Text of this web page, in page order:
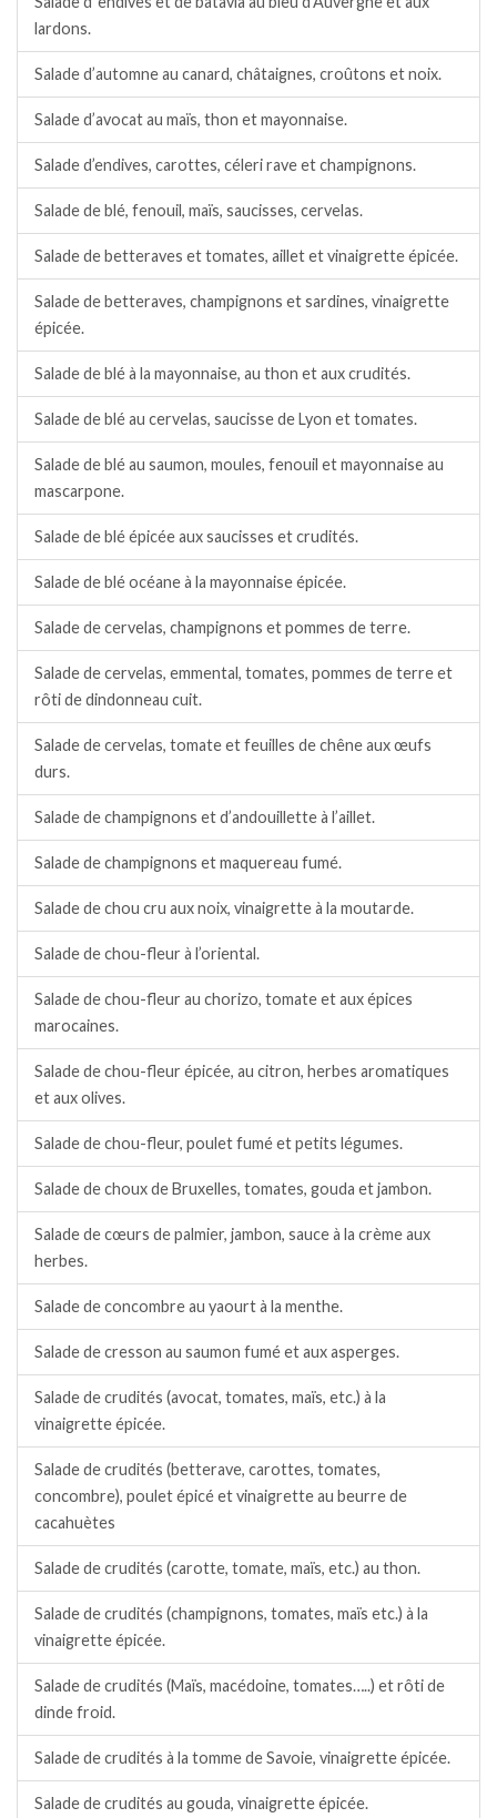
lardons.
Salade d’automne au canard, châtaignes, croûtons et noix.
Salade d’avocat au maïs, thon et mayonnaise.
Salade d’endives, carottes, céleri rave et champignons.
Salade de blé, fenouil, maïs, saucisses, cervelas.
Salade de betteraves et tomates, aillet et vinaigrette épicée.
Salade de betteraves, champignons et sardines, vinaigrette
épicée.
Salade de blé à la mayonnaise, au thon et aux crudités.
Salade de blé au cervelas, saucisse de Lyon et tomates.
Salade de blé au saumon, moules, fenouil et mayonnaise au
mascarpone.
Salade de blé épicée aux saucisses et crudités.
Salade de blé océane à la mayonnaise épicée.
Salade de cervelas, champignons et pommes de terre.
Salade de cervelas, emmental, tomates, pommes de terre et
rôti de dindonneau cuit.
Salade de cervelas, tomate et feuilles de chêne aux œufs
durs.
Salade de champignons et d’andouillette à l’aillet.
Salade de champignons et maquereau fumé.
Salade de chou cru aux noix, vinaigrette à la moutarde.
Salade de chou-fleur à l’oriental.
Salade de chou-fleur au chorizo, tomate et aux épices
marocaines.
Salade de chou-fleur épicée, au citron, herbes aromatiques
et aux olives.
Salade de chou-fleur, poulet fumé et petits légumes.
Salade de choux de Bruxelles, tomates, gouda et jambon.
Salade de cœurs de palmier, jambon, sauce à la crème aux
herbes.
Salade de concombre au yaourt à la menthe.
Salade de cresson au saumon fumé et aux asperges.
Salade de crudités (avocat, tomates, maïs, etc.) à la
vinaigrette épicée.
Salade de crudités (betterave, carottes, tomates,
concombre), poulet épicé et vinaigrette au beurre de
cacahuètes
Salade de crudités (carotte, tomate, maïs, etc.) au thon.
Salade de crudités (champignons, tomates, maïs etc.) à la
vinaigrette épicée.
Salade de crudités (Maïs, macédoine, tomates…..) et rôti de
dinde froid.
Salade de crudités à la tomme de Savoie, vinaigrette épicée.
Salade de crudités au gouda, vinaigrette épicée.